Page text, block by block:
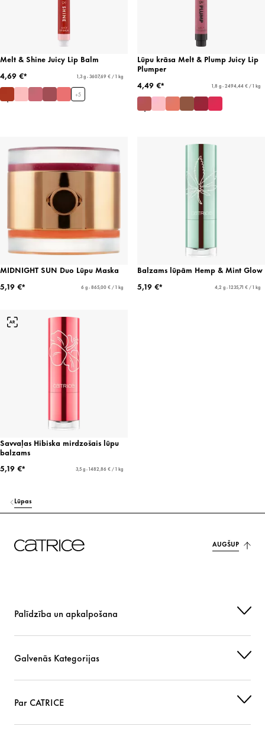
Melt & Shine Juicy Lip Balm
4,69 €*
1,3 g - 3607,69 € / 1 kg
+5
Lūpu krāsa Melt & Plump Juicy Lip
Plumper
4,49 €*
1,8 g - 2494,44 € / 1 kg
MIDNIGHT SUN Duo Lūpu Maska
5,19 €*
6 g - 865,00 € / 1 kg
Balzams lūpām Hemp & Mint Glow
5,19 €*
4,2 g - 1235,71 € / 1 kg
Savvaļas Hibiska mirdzošais lūpu
balzams
5,19 €*
3,5 g - 1482,86 € / 1 kg
Lūpas
AUGŠUP
Palīdzība un apkalpošana
Galvenās Kategorijas
Par CATRICE